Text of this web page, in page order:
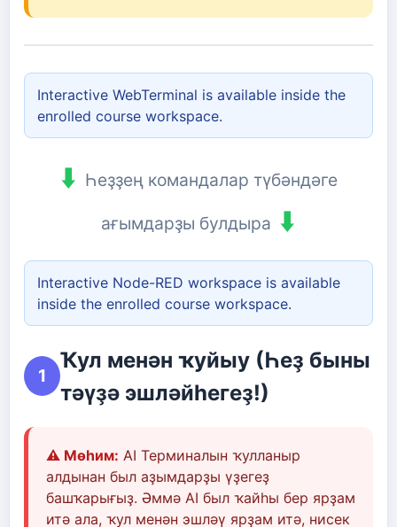
Interactive WebTerminal is available inside the
enrolled course workspace.
⬇️ Һеҙҙең командалар түбәндәге
ағымдарҙы булдыра ⬇️
Interactive Node-RED workspace is available
inside the enrolled course workspace.
1
Ҡул менән ҡуйыу (Һеҙ быны
тәүҙә эшләйһегеҙ!)
⚠️ Мөһим: AI Терминалын ҡулланыр
алдынан был аҙымдарҙы үҙегеҙ
башҡарығыҙ. Әммә AI был ҡайһы бер ярҙам
итә ала, ҡул менән эшләү ярҙам итә, нисек